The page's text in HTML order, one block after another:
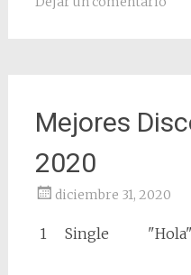
Mejores
2020
diciembre 31, 2020
1 Single "Hola"